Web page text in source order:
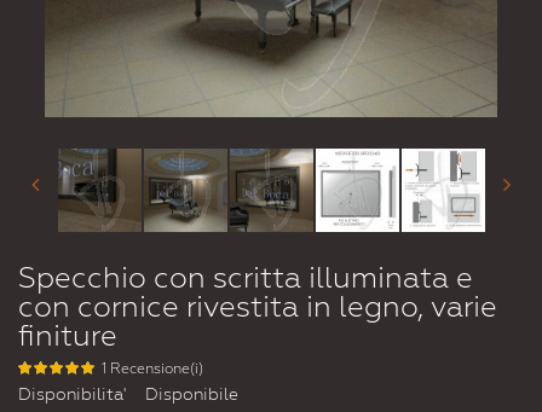
Specchio con scritta illuminata e
con cornice rivestita in legno, varie
finiture
1 Recensione(i)
Disponibilita'
Disponibile